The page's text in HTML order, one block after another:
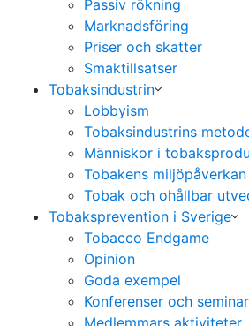
Passiv rökning
Marknadsföring
Priser och skatter
Smaktillsatser
Tobaksindustrin
Lobbyism
Tobaksindustrins
Människor i
Tobakens miljöpåverkan
Tobak och ohållbar
Tobaksprevention i Sverige
Tobacco Endgame
Opinion
Goda exempel
Konferenser och